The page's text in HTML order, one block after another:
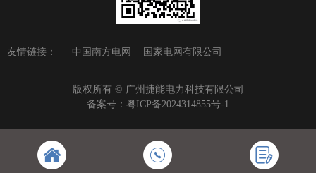
友情链接： 中国南方电网 国家电网有限公司
版权所有 © 广州捷能电力科技有限公司
备案号： 粤ICP备2024314855号-1